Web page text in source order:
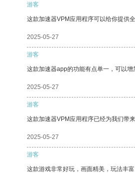
游客
这款加速器VPM应用程序可以给你提供
2025-05-27
游客
这款加速器app的功能有点单一，可以增
2025-05-27
游客
这款加速器VPM应用程序已经为我们带
2025-05-27
游客
这款游戏非常好玩，画面精美，玩法丰